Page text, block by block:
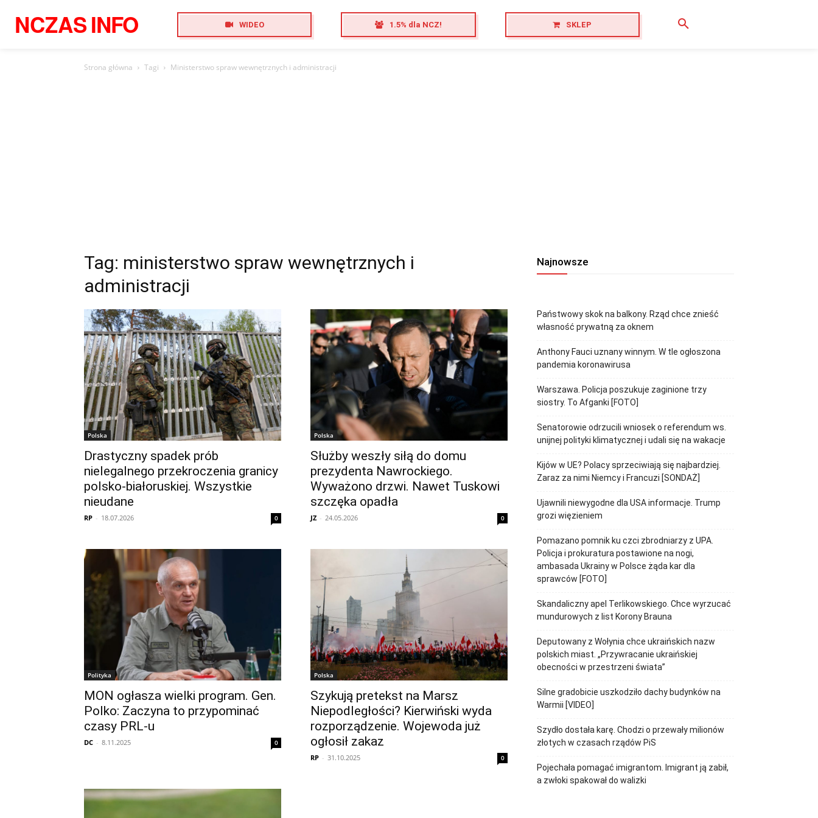
NCZASINFO WIDEO 1.5% dla NCZ! SKLEP
Strona główna Tagi Ministerstwo spraw wewnętrznych i administracji
Tag: ministerstwo spraw wewnętrznych i
administracji
Polska
Drastyczny spadek prób
nielegalnego przekroczenia granicy
polsko-białoruskiej. Wszystkie
nieudane
RP - 18.07.2026 0
Polska
Służby weszły siłą do domu
prezydenta Nawrockiego.
Wyważono drzwi. Nawet Tuskowi
szczęka opadła
JZ - 24.05.2026 0
Polityka
MON ogłasza wielki program. Gen.
Polko: Zaczyna to przypominać
czasy PRL-u
DC - 8.11.2025 0
Polska
Szykują pretekst na Marsz
Niepodległości? Kierwiński wyda
rozporządzenie. Wojewoda już
ogłosił zakaz
RP - 31.10.2025 0
Najnowsze
Państwowy skok na balkony. Rząd chce znieść
własność prywatną za oknem
Anthony Fauci uznany winnym. W tle ogłoszona
pandemia koronawirusa
Warszawa. Policja poszukuje zaginione trzy
siostry. To Afganki [FOTO]
Senatorowie odrzucili wniosek o referendum ws.
unijnej polityki klimatycznej i udali się na wakacje
Kijów w UE? Polacy sprzeciwiają się najbardziej.
Zaraz za nimi Niemcy i Francuzi [SONDAŻ]
Ujawnili niewygodne dla USA informacje. Trump
grozi więzieniem
Pomazano pomnik ku czci zbrodniarzy z UPA.
Policja i prokuratura postawione na nogi,
ambasada Ukrainy w Polsce żąda kar dla
sprawców [FOTO]
Skandaliczny apel Terlikowskiego. Chce wyrzucać
mundurowych z list Korony Brauna
Deputowany z Wołynia chce ukraińskich nazw
polskich miast. „Przywracanie ukraińskiej
obecności w przestrzeni świata”
Silne gradobicie uszkodziło dachy budynków na
Warmii [VIDEO]
Szydło dostała karę. Chodzi o przewały milionów
złotych w czasach rządów PiS
Pojechała pomagać imigrantom. Imigrant ją zabił,
a zwłoki spakował do walizki